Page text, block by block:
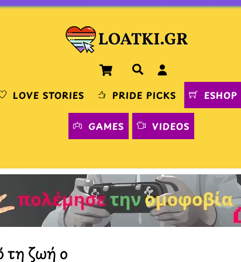
Cart Αναζήτηση
LOVE STORIES PRIDE PICKS ESHOP
GAMES VIDEOS
τη ζωή ο